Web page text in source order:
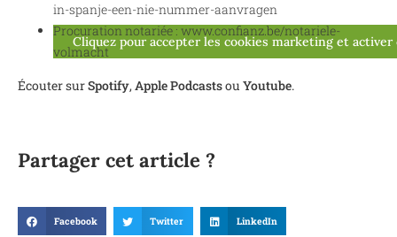
Cliquez pour accepter les cookies marketing et activer
in-spanje-een-nie-nummer-aanvragen
Procuration notariée : www.confianz.be/notariele-
volmacht
Écouter surSpotify,Apple Podcastsou Youtube.
Partager cet article ?
Facebook Twitter LinkedIn